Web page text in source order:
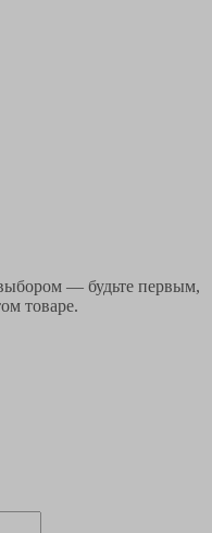
— будьте первым,
товаре.